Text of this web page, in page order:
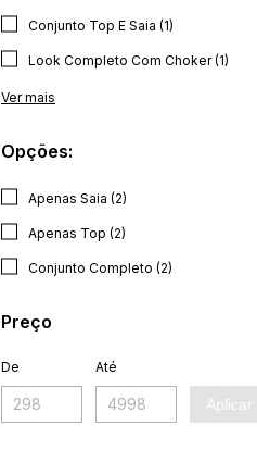
Conjunto Top E Saia (1)
Look Completo Com Choker (1)
Ver mais
Opções:
Apenas Saia (2)
Apenas Top (2)
Conjunto Completo (2)
Preço
De Até
Aplicar